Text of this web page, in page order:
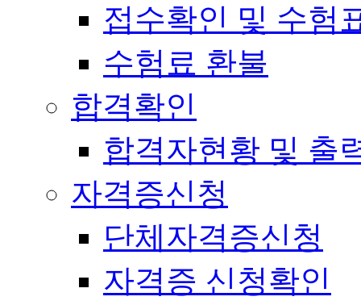
접수확인 및 수험
수험료 환불
합격확인
합격자현황 및 출
자격증신청
단체자격증신청
자격증 신청확인